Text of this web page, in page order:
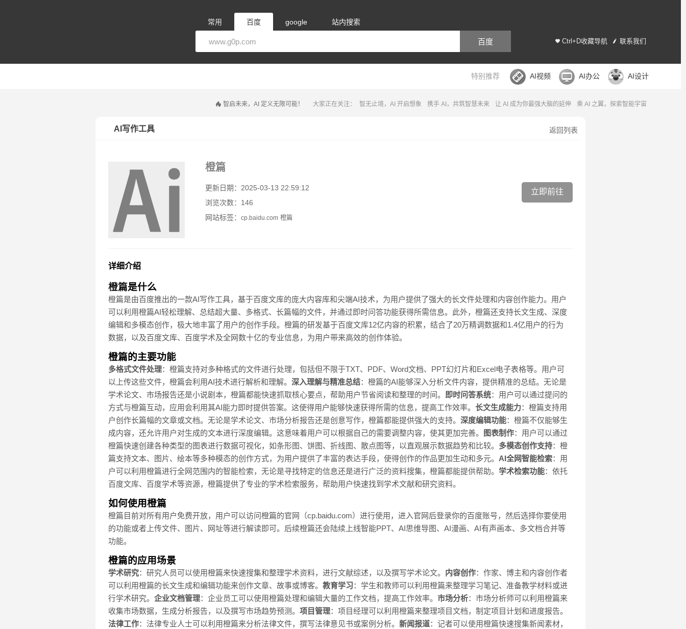
常用 百度 google 站内搜索
Ctrl+D收藏导航 联系我们
百度
特别推荐 AI视频 AI办公 AI设计
大家正在关注： 智无止境，AI 开启想象 携手 AI，共筑智慧未来 让 AI 成为你最强大脑的延伸 乘 AI 之翼，探索智能宇宙
智启未来，AI 定义无限可能！
返回列表
AI写作工具
橙篇
更新日期：2025-03-13 22:59:12
浏览次数：146
网站标签： cp.baidu.com 橙篇
立即前往
详细介绍
橙篇是什么
橙篇是由百度推出的一款AI写作工具，基于百度文库的庞大内容库和尖端AI技术，为用户提供了强大的长文件处理和内容创作能力。用户
可以利用橙篇AI轻松理解、总结超大量、多格式、长篇幅的文件，并通过即时问答功能获得所需信息。此外，橙篇还支持长文生成、深度
编辑和多模态创作，极大地丰富了用户的创作手段。橙篇的研发基于百度文库12亿内容的积累，结合了20万精调数据和1.4亿用户的行为
数据，以及百度文库、百度学术及全网数十亿的专业信息，为用户带来高效的创作体验。
橙篇的主要功能
多格式文件处理：橙篇支持对多种格式的文件进行处理，包括但不限于TXT、PDF、Word文档、PPT幻灯片和Excel电子表格等。用户可
以上传这些文件，橙篇会利用AI技术进行解析和理解。 深入理解与精准总结：橙篇的AI能够深入分析文件内容，提供精准的总结。无论是
学术论文、市场报告还是小说剧本，橙篇都能快速抓取核心要点，帮助用户节省阅读和整理的时间。
即时问答系统：用户可以通过提问的
方式与橙篇互动，应用会利用其AI能力即时提供答案。这使得用户能够快速获得所需的信息，提高工作效率。 长文生成能力：橙篇支持用
户创作长篇幅的文章或文档。无论是学术论文、市场分析报告还是创意写作，橙篇都能提供强大的支持。 深度编辑功能：橙篇不仅能够生
成内容，还允许用户对生成的文本进行深度编辑。这意味着用户可以根据自己的需要调整内容，使其更加完善。
图表制作：用户可以通过
橙篇快速创建各种类型的图表进行数据可视化，如条形图、饼图、折线图、散点图等，以直观展示数据趋势和比较。 多模态创作支持：橙
篇支持文本、图片、绘本等多种模态的创作方式，为用户提供了丰富的表达手段，使得创作的作品更加生动和多元。 AI全网智能检索：用
户可以利用橙篇进行全网范围内的智能检索，无论是寻找特定的信息还是进行广泛的资料搜集，橙篇都能提供帮助。 学术检索功能：依托
百度文库、百度学术等资源，橙篇提供了专业的学术检索服务，帮助用户快速找到学术文献和研究资料。
如何使用橙篇
橙篇目前对所有用户免费开放，用户可以访问橙篇的官网（cp.baidu.com）进行使用，进入官网后登录你的百度账号，然后选择你要使用
的功能或者上传文件、图片、网址等进行解读即可。后续橙篇还会陆续上线智能PPT、AI思维导图、AI漫画、AI有声画本、多文档合并等
功能。
橙篇的应用场景
学术研究：研究人员可以使用橙篇来快速搜集和整理学术资料，进行文献综述，以及撰写学术论文。 内容创作：作家、博主和内容创作者
可以利用橙篇的长文生成和编辑功能来创作文章、故事或博客。 教育学习：学生和教师可以利用橙篇来整理学习笔记、准备教学材料或进
行学术研究。 企业文档管理：企业员工可以使用橙篇处理和编辑大量的工作文档，提高工作效率。 市场分析：市场分析师可以利用橙篇来
收集市场数据，生成分析报告，以及撰写市场趋势预测。 项目管理：项目经理可以利用橙篇来整理项目文档，制定项目计划和进度报告。
法律工作：法律专业人士可以利用橙篇来分析法律文件，撰写法律意见书或案例分析。 新闻报道：记者可以使用橙篇快速搜集新闻素材，